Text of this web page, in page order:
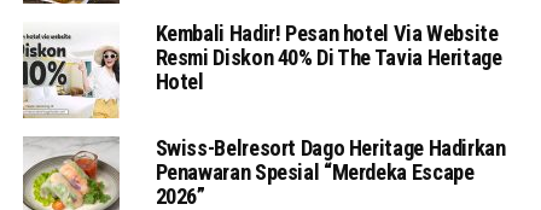
Kembali Hadir! Pesan hotel Via Website
Resmi Diskon 40% Di The Tavia Heritage
Hotel
Swiss-Belresort Dago Heritage Hadirkan
Penawaran Spesial “Merdeka Escape
2026”